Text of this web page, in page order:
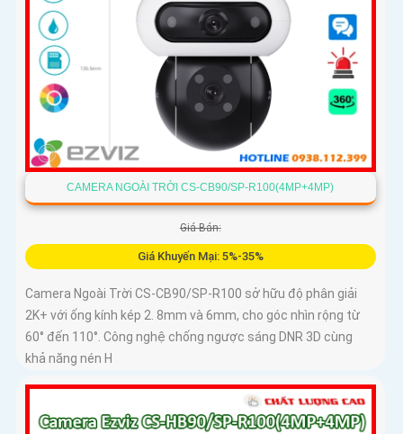
CAMERA NGOÀI TRỜI CS-CB90/SP-R100(4MP+4MP)
Giá Bán:
Giá Khuyến Mại: 5%-35%
Camera Ngoài Trời CS-CB90/SP-R100 sở hữu độ phân giải
2K+ với ống kính kép 2. 8mm và 6mm, cho góc nhìn rộng từ
60° đến 110°. Công nghệ chống ngược sáng DNR 3D cùng
khả năng nén H